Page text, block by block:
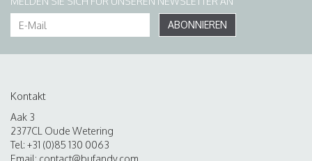
ABONNIEREN
Kontakt
Aak 3
2377CL Oude Wetering
Tel: +31 (0)85 130 0063
Email: contact@bufandy.com